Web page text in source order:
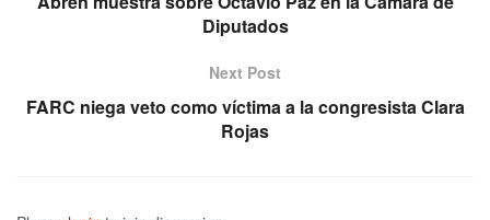
Diputados
Next Post
FARC niega veto como víctima a la congresista Clara
Rojas